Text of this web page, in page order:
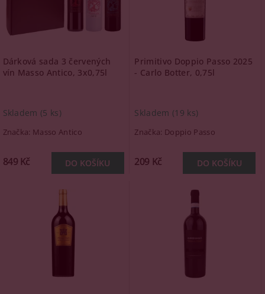
Dárková sada 3 červených
vín Masso Antico, 3x0,75l
Skladem (5 ks)
Značka: Masso Antico
849 Kč
Primitivo Doppio Passo 2025
- Carlo Botter, 0,75l
Skladem (19 ks)
Značka: Doppio Passo
209 Kč